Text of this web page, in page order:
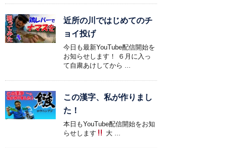
近所の川ではじめてのチ
ョイ投げ
今日も最新YouTube配信開始を
お知らせします！ ６月に入っ
て自粛あけしてから ...
この漢字、私が作りまし
た！
本日もYouTube配信開始をお知
らせします
大 ...